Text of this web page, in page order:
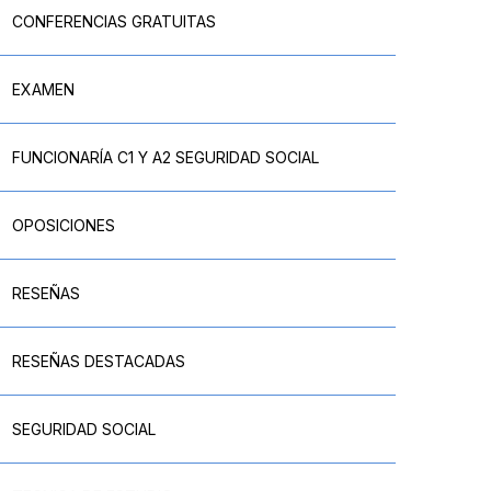
CONFERENCIAS GRATUITAS
EXAMEN
FUNCIONARÍA C1 Y A2 SEGURIDAD SOCIAL
OPOSICIONES
RESEÑAS
RESEÑAS DESTACADAS
SEGURIDAD SOCIAL